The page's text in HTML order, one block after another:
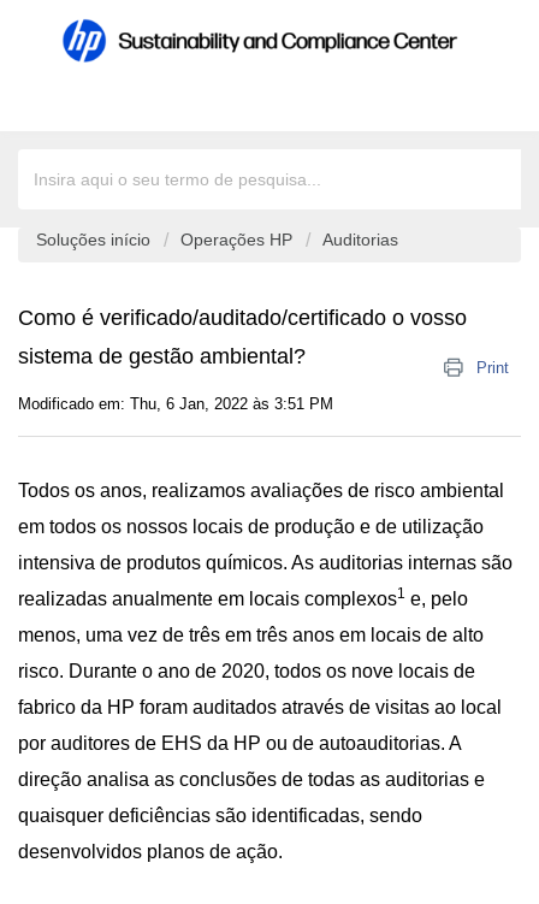
Soluções início Operações HP Auditorias
Como é verificado/auditado/certificado o vosso
sistema de gestão ambiental?
Print
Modificado em: Thu, 6 Jan, 2022 às 3:51 PM
Todos os anos, realizamos avaliações de risco ambiental
em todos os nossos locais de produção e de utilização
intensiva de produtos químicos. As auditorias internas são
realizadas anualmente em locais complexos1 e, pelo
menos, uma vez de três em três anos em locais de alto
risco. Durante o ano de 2020, todos os nove locais de
fabrico da HP foram auditados através de visitas ao local
por auditores de EHS da HP ou de autoauditorias. A
direção analisa as conclusões de todas as auditorias e
quaisquer deficiências são identificadas, sendo
desenvolvidos planos de ação.